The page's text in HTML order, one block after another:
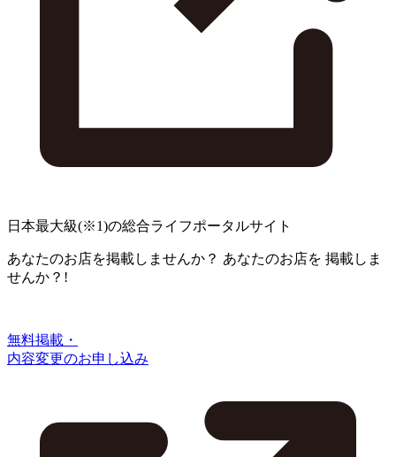
日本最大級(※1)の総合ライフポータルサイト
あなたのお店を掲載しませんか？ あなたのお店を 掲載しま
せんか？!
無料掲載・
内容変更のお申し込み